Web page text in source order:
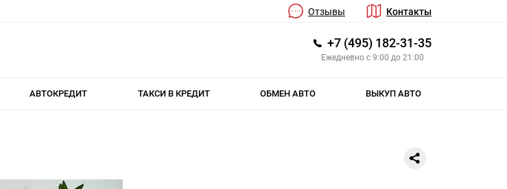
Отзывы Контакты
+7 (495) 182-31-35
Ежедневно с 9:00 до 21:00
АВТОКРЕДИТ ТАКСИ В КРЕДИТ ОБМЕН АВТО ВЫКУП АВТО